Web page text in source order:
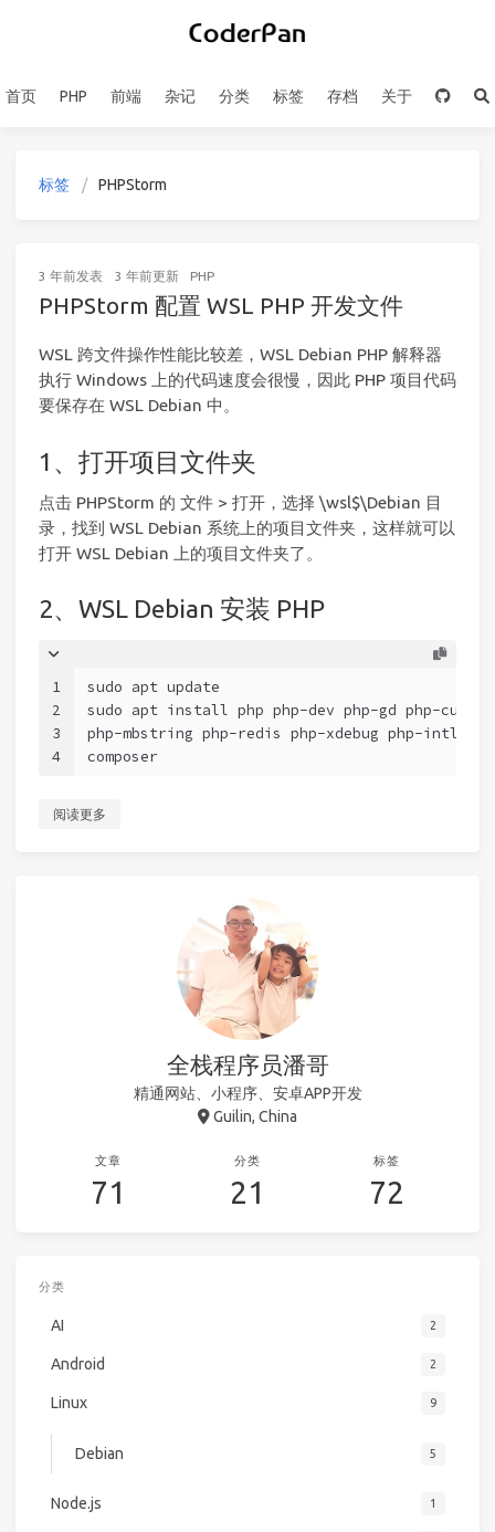
首页 PHP 前端 杂记 分类 标签 存档 关于
标签 PHPStorm
3 年前发表 3 年前更新 PHP
PHPStorm 配置 WSL PHP 开发文件
WSL 跨文件操作性能比较差，WSL Debian PHP 解释器
执行 Windows 上的代码速度会很慢，因此 PHP 项目代码
要保存在 WSL Debian 中。
1、打开项目文件夹
点击 PHPStorm 的 文件 > 打开，选择 \wsl$\Debian 目
录，找到 WSL Debian 系统上的项目文件夹，这样就可以
打开 WSL Debian 上的项目文件夹了。
2、WSL Debian 安装 PHP
1
2
3
4
sudo apt update
sudo apt install php php-dev php-gd php-curl
php-mbstring php-redis php-xdebug php-intl
composer
阅读更多
全栈程序员潘哥
精通网站、小程序、安卓APP开发
Guilin, China
文章
71
分类
21
标签
72
分类
AI 2
Android 2
Linux 9
Debian 5
Node.js 1